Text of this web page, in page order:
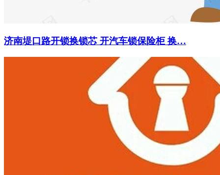
济南堤口路开锁换锁芯 开汽车锁保险柜 换…